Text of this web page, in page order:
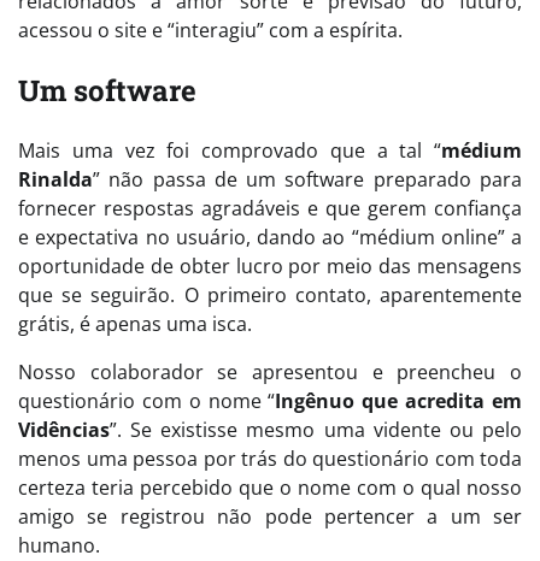
acessou o site e “interagiu” com a espírita.
Um software
Mais uma vez foi comprovado que a tal “médium
Rinalda” não passa de um software preparado para
fornecer respostas agradáveis e que gerem confiança
e expectativa no usuário, dando ao “médium online” a
oportunidade de obter lucro por meio das mensagens
que se seguirão. O primeiro contato, aparentemente
grátis, é apenas uma isca.
Nosso colaborador se apresentou e preencheu o
questionário com o nome “Ingênuo que acredita em
Vidências”. Se existisse mesmo uma vidente ou pelo
menos uma pessoa por trás do questionário com toda
certeza teria percebido que o nome com o qual nosso
amigo se registrou não pode pertencer a um ser
humano.